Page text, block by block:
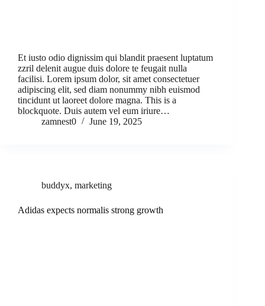
Et iusto odio dignissim qui blandit praesent luptatum
zzril delenit augue duis dolore te feugait nulla
facilisi. Lorem ipsum dolor, sit amet consectetuer
adipiscing elit, sed diam nonummy nibh euismod
tincidunt ut laoreet dolore magna. This is a
blockquote. Duis autem vel eum iriure…
zamnest0
June 19, 2025
buddyx, marketing
Adidas expects normalis strong growth